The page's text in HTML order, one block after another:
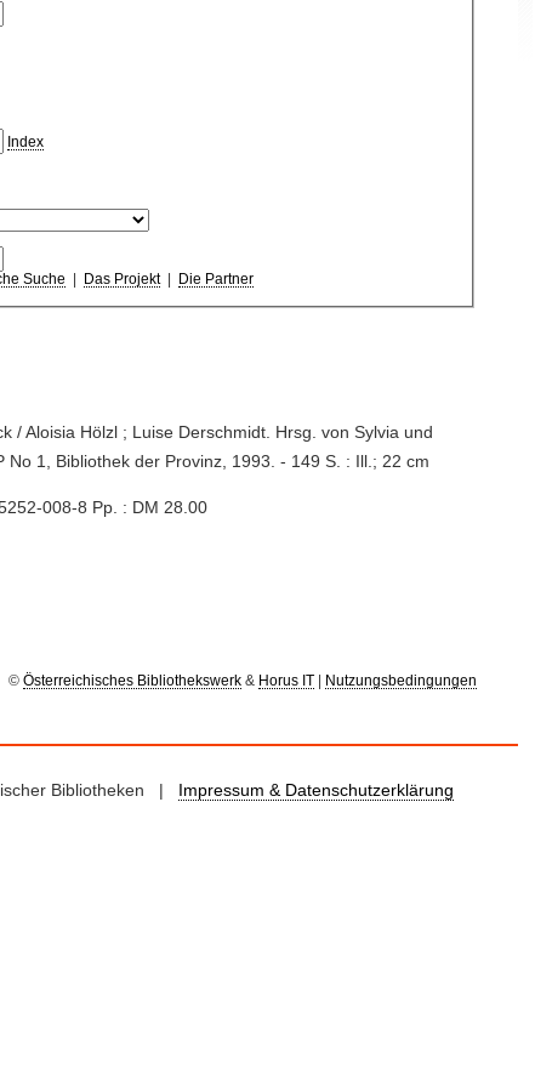
Index
Suche Das Projekt| Die Partner
/ Aloisia Hölzl ; Luise Derschmidt. Hrsg. von Sylvia und
No 1, Bibliothek der Provinz, 1993. - 149 S. : Ill.; 22 cm
008-8 Pp. : DM 28.00
© Österreichisches Bibliothekswerk& Horus IT Nutzungsbedingungen
Bibliotheken | Impressum & Datenschutzerklärung